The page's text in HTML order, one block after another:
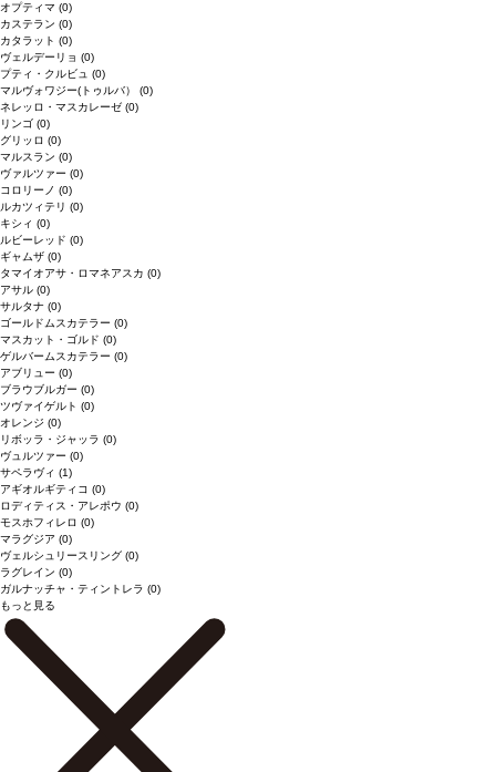
オプティマ (0)
カステラン (0)
カタラット (0)
ヴェルデーリョ (0)
プティ・クルビュ (0)
マルヴォワジー(トゥルバ） (0)
ネレッロ・マスカレーゼ (0)
リンゴ (0)
グリッロ (0)
マルスラン (0)
ヴァルツァー (0)
コロリーノ (0)
ルカツィテリ (0)
キシィ (0)
ルビーレッド (0)
ギャムザ (0)
タマイオアサ・ロマネアスカ (0)
アサル (0)
サルタナ (0)
ゴールドムスカテラー (0)
マスカット・ゴルド (0)
ゲルバームスカテラー (0)
アブリュー (0)
ブラウブルガー (0)
ツヴァイゲルト (0)
オレンジ (0)
リボッラ・ジャッラ (0)
ヴュルツァー (0)
サペラヴィ (1)
アギオルギティコ (0)
ロディティス・アレポウ (0)
モスホフィレロ (0)
マラグジア (0)
ヴェルシュリースリング (0)
ラグレイン (0)
ガルナッチャ・ティントレラ (0)
もっと見る